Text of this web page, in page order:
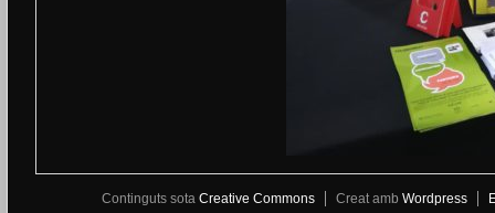
Continguts sota Creative Commons Creat amb Wordpress